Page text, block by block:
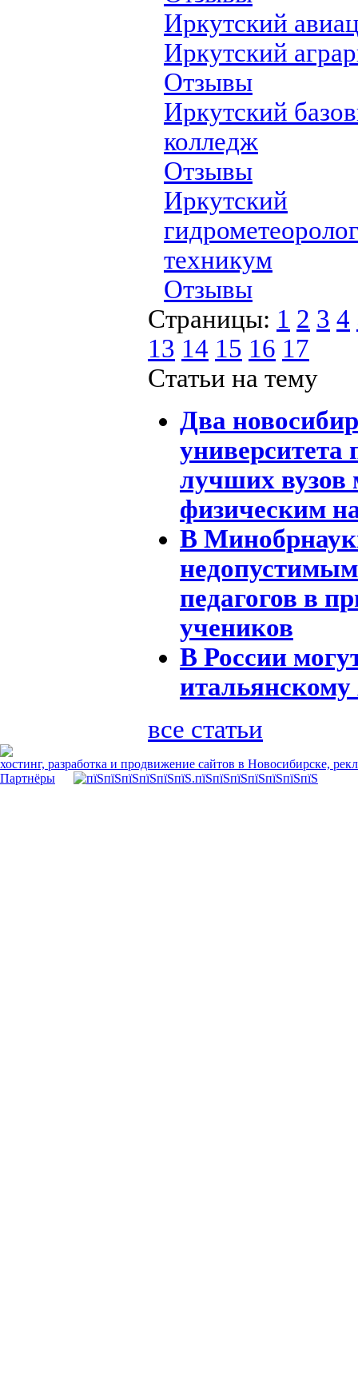
Иркутский
Иркутский
Отзывы
Иркутский
колледж
Отзывы
Иркутский
техникум
Отзывы
Страницы: 1 2 3 4
13 14 15 16 17
Статьи на тему
Два
университета
лучших вузов
физическим
В
педагогов в
учеников
В России
все статьи
хостинг, разработка и продвижение сайтов в Новосибирске,
Партнёры